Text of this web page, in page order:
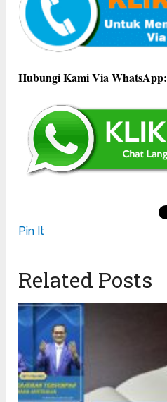
Hubungi Kami Via WhatsApp:
Pin It
Related Posts